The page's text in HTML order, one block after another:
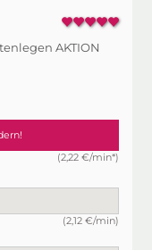
AKTION
(2,22 €/min*)
(2,12 €/min)